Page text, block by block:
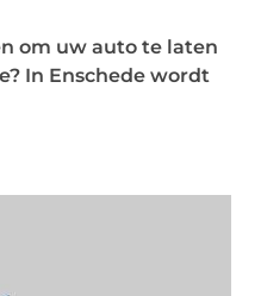
om uw auto te laten
In Enschede wordt